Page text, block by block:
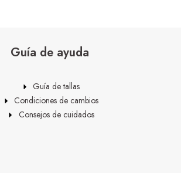
Guía de ayuda
Guía de tallas
Condiciones de cambios
Consejos de cuidados